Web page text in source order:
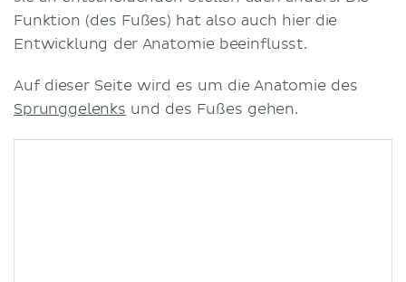
Funktion (des Fußes) hat also auch hier die
Entwicklung der Anatomie beeinflusst.
Auf dieser Seite wird es um die Anatomie des
Sprunggelenks und des Fußes gehen.